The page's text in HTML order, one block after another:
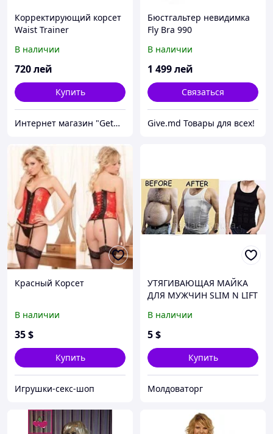
Корректирующий корсет
Waist Trainer
В наличии
720лей
Купить
Интернет магазин "GetGift"
Бюстгальтер невидимка
Fly Bra 990
В наличии
1 499лей
Связаться
Give.md Товары для всех!
Красный Корсет
В наличии
35$
Купить
Игрушки-секс-шоп
УТЯГИВАЮЩАЯ МАЙКА
ДЛЯ МУЖЧИН SLIM N LIFT
ЛИФТ ФО МЭН)
В наличии
5$
Купить
Молдоваторг